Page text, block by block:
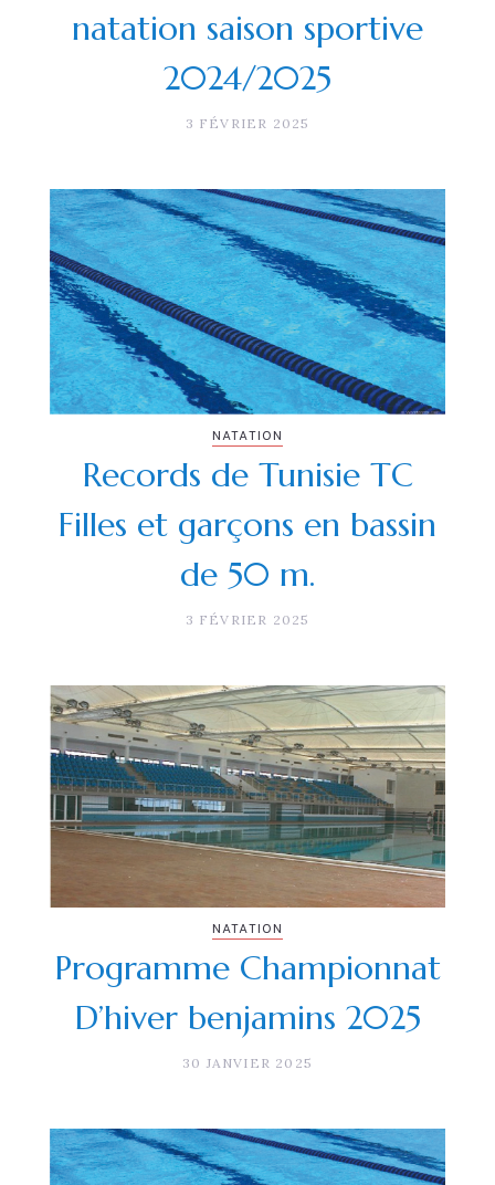
natation saison sportive
2024/2025
3 FÉVRIER 2025
NATATION
Records de Tunisie TC
Filles et garçons en bassin
de 50 m.
3 FÉVRIER 2025
NATATION
Programme Championnat
D’hiver benjamins 2025
30 JANVIER 2025